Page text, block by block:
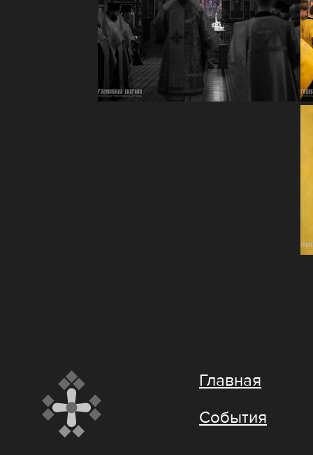
Главная
События